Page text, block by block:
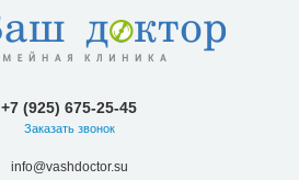
+7 (925) 675-25-45
Заказать звонок
info@vashdoctor.su